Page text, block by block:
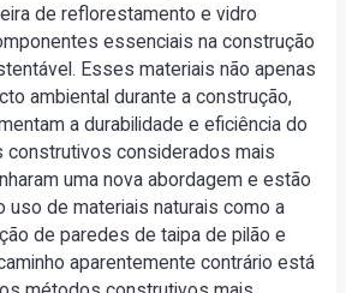
de reflorestamento e vidro
essenciais na construção
Esses materiais não apenas
ambiental durante a construção,
a durabilidade e eficiência do
construtivos considerados mais
uma nova abordagem e estão
uso de materiais naturais como a
de paredes de taipa de pilão e
aparentemente contrário está